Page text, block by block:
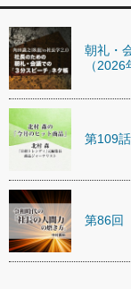
朝礼・
（2026
第109
第86回